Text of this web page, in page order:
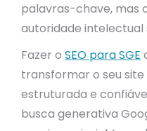
palavras-chave, mas
autoridade intelectual
Fazer o SEO para SGE
transformar o seu
estruturada e
busca generativa